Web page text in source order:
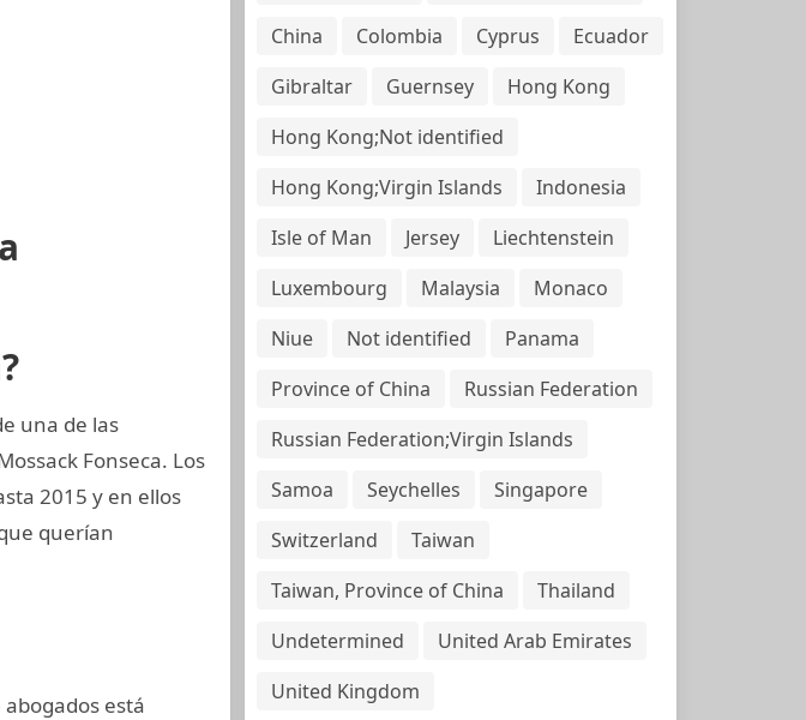
una de las
Fonseca. Los
2015 y en ellos
querían
está
China
Colombia Cyprus
Ecuador
Gibraltar
Guernsey
Hong Kong
Hong Kong;Not identified
Hong Kong;Virgin Islands
Indonesia
Isle of Man
Jersey
Liechtenstein
Luxembourg
Malaysia
Monaco
Niue
Not identified
Panama
Province of China
Russian Federation
Russian Federation;Virgin Islands
Samoa
Seychelles
Singapore
Switzerland
Taiwan
Taiwan, Province of China
Thailand
Undetermined
United Arab Emirates
United Kingdom